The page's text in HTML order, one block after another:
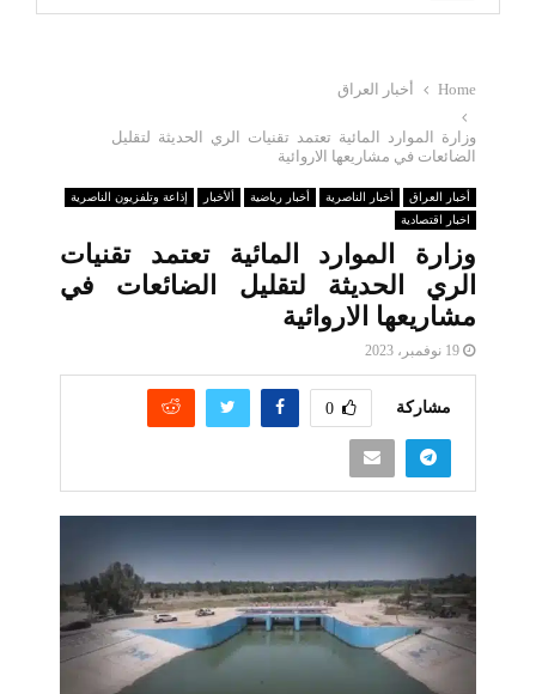
Home أخبار العراق
وزارة الموارد المائية تعتمد تقنيات الري الحديثة لتقليل
الضائعات في مشاريعها الاروائية
أخبار العراق أخبار الناصرية أخبار رياضية ألأخبار
إذاعة وتلفزيون الناصرية
اخبار اقتصادية
وزارة الموارد المائية تعتمد تقنيات
الري الحديثة لتقليل الضائعات في
مشاريعها الاروائية
19 نوفمبر، 2023
مشاركة 0